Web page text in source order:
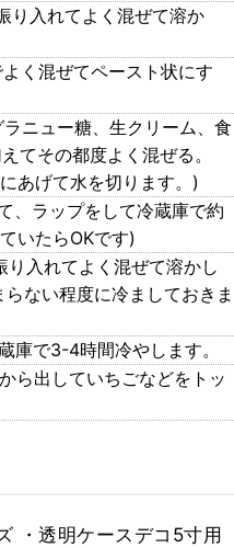
入れてよく混ぜて溶か
く混ぜてペースト状にす
ニュー糖、生クリーム、食
てその都度よく混ぜる。
あげて水を切ります。)
、ラップをして冷蔵庫で約
いたらOKです)
入れてよく混ぜて溶かし
ない程度に冷ましておきま
庫で3-4時間冷やします。
ら出していちごなどをトッ
・透明ケースデコ5寸用